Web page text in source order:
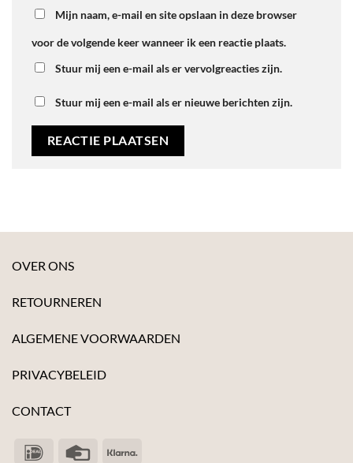
Mijn naam, e-mail en site opslaan in deze browser
voor de volgende keer wanneer ik een reactie plaats.
Stuur mij een e-mail als er vervolgreacties zijn.
Stuur mij een e-mail als er nieuwe berichten zijn.
OVER ONS
RETOURNEREN
ALGEMENE VOORWAARDEN
PRIVACYBELEID
CONTACT